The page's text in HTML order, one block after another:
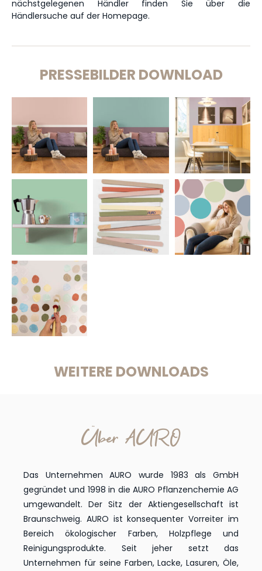
nächstgelegenen Händler finden Sie über die
Händlersuche auf der Homepage.
PRESSEBILDER DOWNLOAD
WEITERE DOWNLOADS
Über AURO
Das Unternehmen AURO wurde 1983 als GmbH
gegründet und 1998 in die AURO Pflanzenchemie AG
umgewandelt. Der Sitz der Aktiengesellschaft ist
Braunschweig. AURO ist konsequenter Vorreiter im
Bereich ökologischer Farben, Holzpflege und
Reinigungsprodukte. Seit jeher setzt das
Unternehmen für seine Farben, Lacke, Lasuren, Öle,